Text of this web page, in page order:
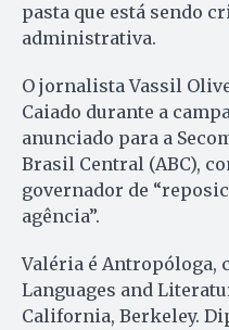
pasta que está sendo
administrativa.
O jornalista Vassil
Caiado durante a
anunciado para a
Brasil Central (ABC),
governador de
agência”.
Valéria é Antropóloga,
Languages and
California, Berkeley.